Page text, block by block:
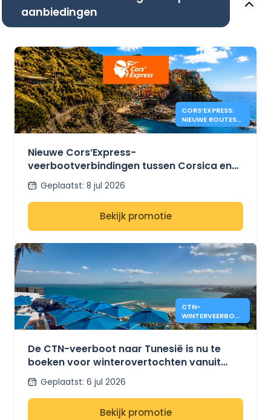
aanbiedingen
CORS’EXPRESS:
NIEUWE ROUTES
TUSSEN CORSICA
Nieuwe Cors’Express-
veerbootverbindingen tussen Corsica en
ItaliëGeplaatst: 8 jul 2026
Bekijk promotie
CTN-
WINTERVEERBOTE
N NAAR TUNESIË
EN GENUA
De CTN-veerboot naar Tunesië is nu te
boeken voor winterovertochten vanuit
Marseille en Genua.
Geplaatst: 6 jul 2026
Bekijk promotie